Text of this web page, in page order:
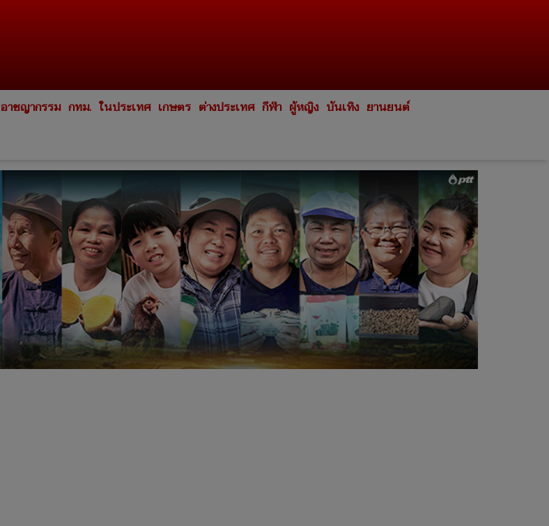
อาชญากรรม กทม. ในประเทศ เกษตร ต่างประเทศ กีฬา ผู้หญิง บันเทิง ยานยนต์